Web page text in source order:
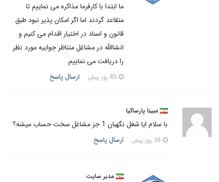
ما ابتدا با کارفرما مذاکره می نماییم تا
متقاعد گردند اما اگر امکان پذیر نبود طبق
قانون و اسناد در اختیار اقدام می کنیم و
انشاالله در مشاغل متناظر جوابیه مورد نظر
را دریافت می نماییم.
ارسال پاسخ
مبینا پارساکیا
با سلام ایا شغل نگهبان 1 جز مشاغل سخت حساب میشه؟
ارسال پاسخ
مدیر سایت